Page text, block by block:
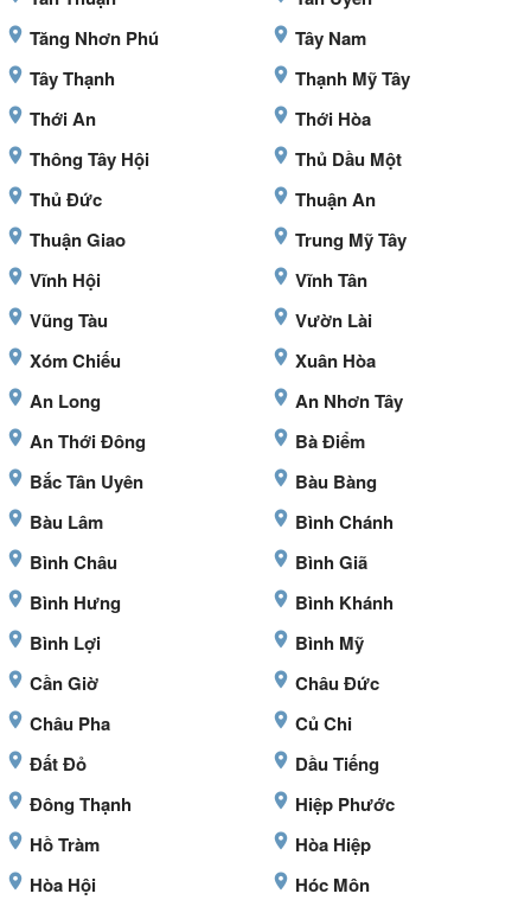
Tăng Nhơn Phú
Tây Nam
Tây Thạnh
Thạnh Mỹ Tây
Thới An
Thới Hòa
Thông Tây Hội
Thủ Dầu Một
Thủ Đức
Thuận An
Thuận Giao
Trung Mỹ Tây
Vĩnh Hội
Vĩnh Tân
Vũng Tàu
Vườn Lài
Xóm Chiếu
Xuân Hòa
An Long
An Nhơn Tây
An Thới Đông
Bà Điểm
Bắc Tân Uyên
Bàu Bàng
Bàu Lâm
Bình Chánh
Bình Châu
Bình Giã
Bình Hưng
Bình Khánh
Bình Lợi
Bình Mỹ
Cần Giờ
Châu Đức
Châu Pha
Củ Chi
Đất Đỏ
Dầu Tiếng
Đông Thạnh
Hiệp Phước
Hồ Tràm
Hòa Hiệp
Hòa Hội
Hóc Môn